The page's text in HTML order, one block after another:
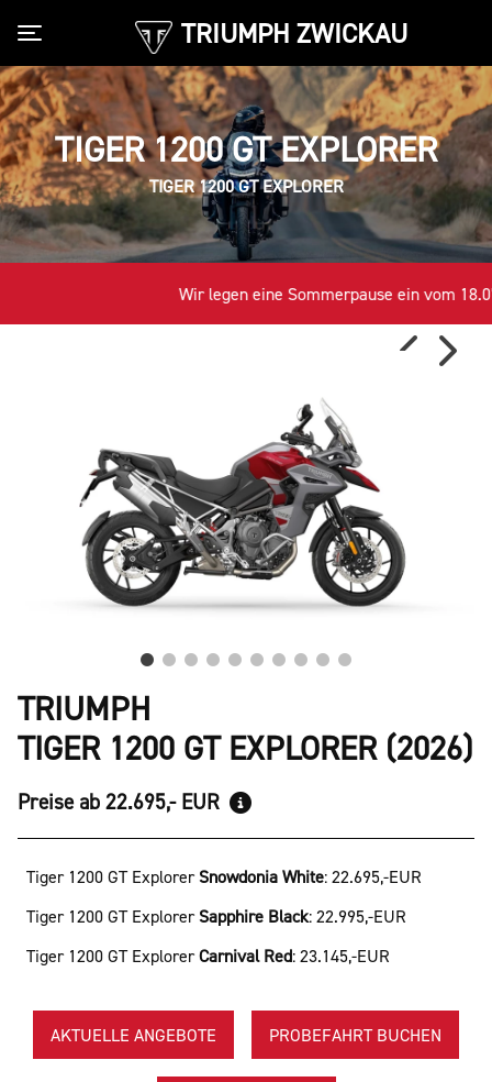
TRIUMPH ZWICKAU
Toggle navigation
TIGER 1200 GT EXPLORER
TIGER 1200 GT EXPLORER
Wir legen eine Sommerpause ein vom 18.07.
TRIUMPH
TIGER 1200 GT EXPLORER (2026)
Preise ab 22.695,- EUR
Tiger 1200 GT ExplorerSnowdonia White: 22.695,-EUR
Tiger 1200 GT ExplorerSapphire Black: 22.995,-EUR
Tiger 1200 GT ExplorerCarnival Red: 23.145,-EUR
PROBEFAHRT BUCHEN
AKTUELLE ANGEBOTE